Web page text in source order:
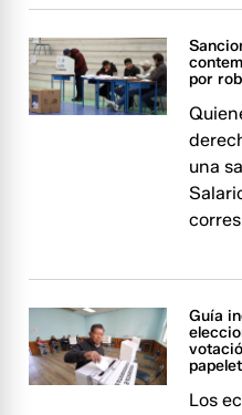
por
una
Guía
Los